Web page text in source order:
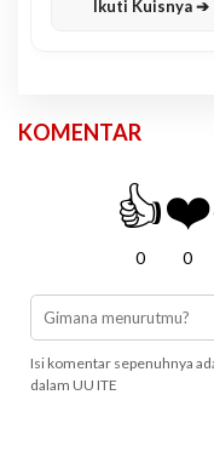
Ikuti Kuisnya ➔
KOMENTAR
👍
0
❤️
0
Isi komentar sepenuhnya
dalam UU ITE